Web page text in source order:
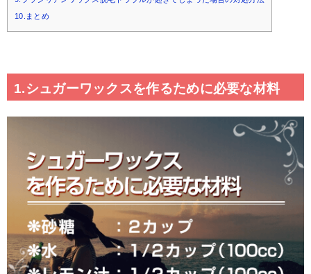
10.まとめ
1.シュガーワックスを作るために必要な材料